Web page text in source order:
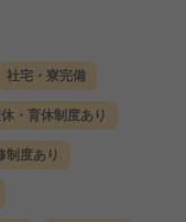
社宅・寮完備
・育休制度あり
制度あり